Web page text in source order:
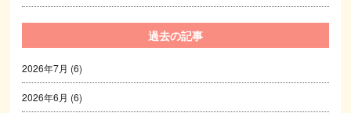
過去の記事
2026年7月 (6)
2026年6月 (6)